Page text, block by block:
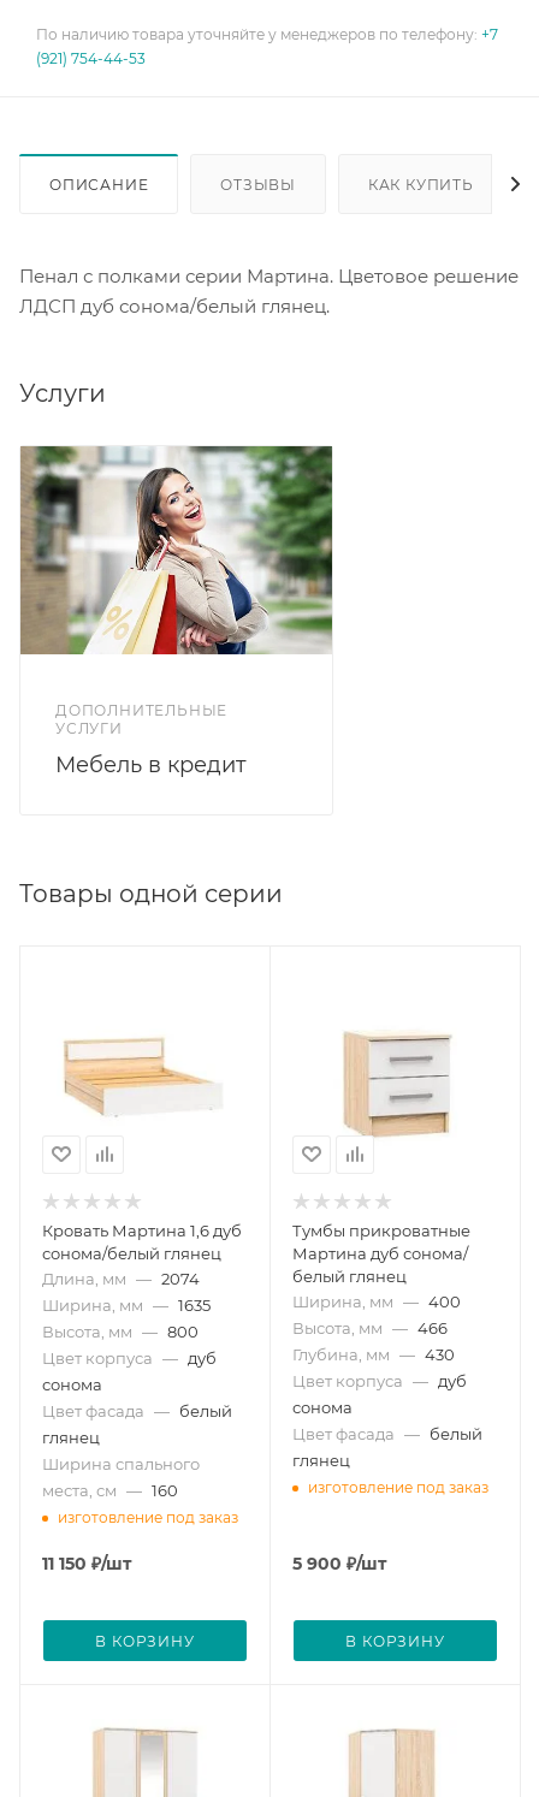
По наличию товара уточняйте у менеджеров по телефону: +7
(921) 754-44-53
ОПИСАНИЕ ОТЗЫВЫ КАК КУПИТЬ
Пенал с полками серии Мартина. Цветовое решение
ЛДСП дуб сонома/белый глянец.
Услуги
ДОПОЛНИТЕЛЬНЫЕ
УСЛУГИ
Мебель в кредит
Товары одной серии
Кровать Мартина 1,6 дуб
сонома/белый глянец
Длина, мм — 2074
Ширина, мм — 1635
Высота, мм — 800
Цвет корпуса — дуб
сонома
Цвет фасада — белый
глянец
Ширина спального
места, см — 160
изготовление под заказ
11 150 ₽/шт
В КОРЗИНУ
Тумбы прикроватные
Мартина дуб сонома/
белый глянец
Ширина, мм — 400
Высота, мм — 466
Глубина, мм — 430
Цвет корпуса — дуб
сонома
Цвет фасада — белый
глянец
изготовление под заказ
5 900 ₽/шт
В КОРЗИНУ